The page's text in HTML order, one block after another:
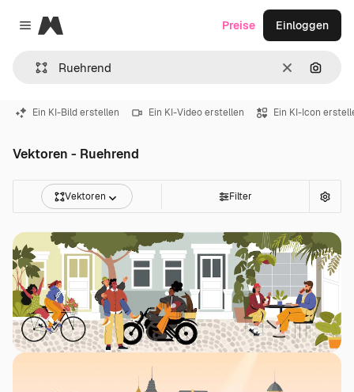
Close menu
Magnific
LöschenNach
Preise Einloggen
Ein KI-Bild erstellen Ein KI-Video erstellen Ein KI-Icon
Vektoren - Ruehrend
Vektoren Filter